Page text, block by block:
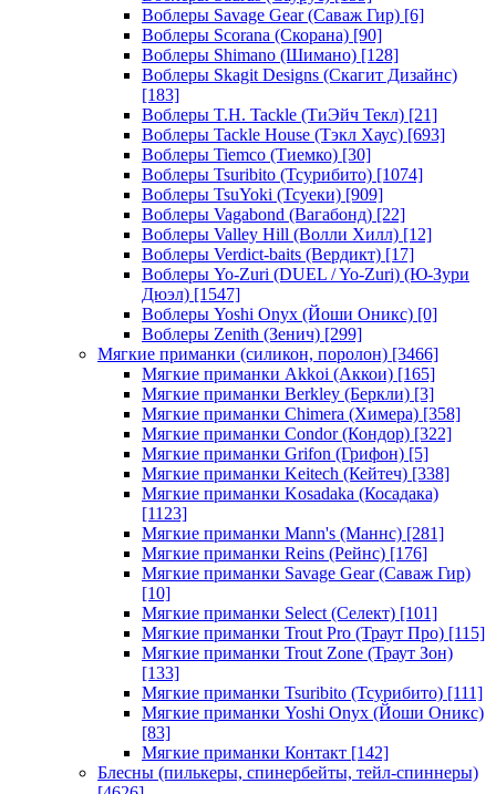
Воблеры Savage Gear (Саваж Гир) [6]
Воблеры Scorana (Скорана) [90]
Воблеры Shimano (Шимано) [128]
Воблеры Skagit Designs (Скагит Дизайнс)
[183]
Воблеры T.H. Tackle (ТиЭйч Текл) [21]
Воблеры Tackle House (Тэкл Хаус) [693]
Воблеры Tiemco (Тиемко) [30]
Воблеры Tsuribito (Тсурибито) [1074]
Воблеры TsuYoki (Тсуеки) [909]
Воблеры Vagabond (Вагабонд) [22]
Воблеры Valley Hill (Волли Хилл) [12]
Воблеры Verdict-baits (Вердикт) [17]
Воблеры Yo-Zuri (DUEL / Yo-Zuri) (Ю-Зури
Дюэл) [1547]
Воблеры Yoshi Onyx (Йоши Оникс) [0]
Воблеры Zenith (Зенич) [299]
Мягкие приманки (силикон, поролон) [3466]
Мягкие приманки Akkoi (Аккои) [165]
Мягкие приманки Berkley (Беркли) [3]
Мягкие приманки Chimera (Химера) [358]
Мягкие приманки Condor (Кондор) [322]
Мягкие приманки Grifon (Грифон) [5]
Мягкие приманки Keitech (Кейтеч) [338]
Мягкие приманки Kosadaka (Косадака)
[1123]
Мягкие приманки Mann's (Маннс) [281]
Мягкие приманки Reins (Рейнс) [176]
Мягкие приманки Savage Gear (Саваж Гир)
[10]
Мягкие приманки Select (Селект) [101]
Мягкие приманки Trout Pro (Траут Про) [115]
Мягкие приманки Trout Zone (Траут Зон)
[133]
Мягкие приманки Tsuribito (Тсурибито) [111]
Мягкие приманки Yoshi Onyx (Йоши Оникс)
[83]
Мягкие приманки Контакт [142]
Блесны (пилькеры, спинербейты, тейл-спиннеры)